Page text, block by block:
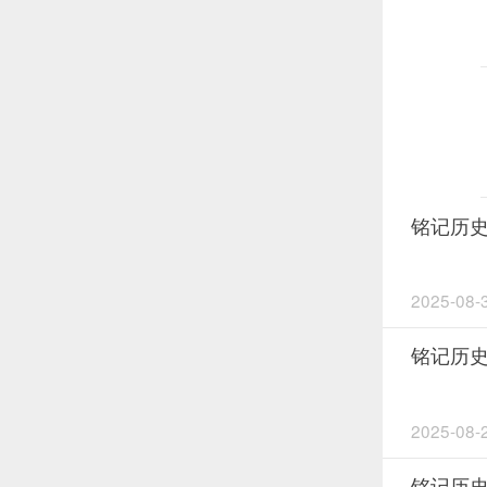
铭记历
2025-08-
铭记历
2025-08-